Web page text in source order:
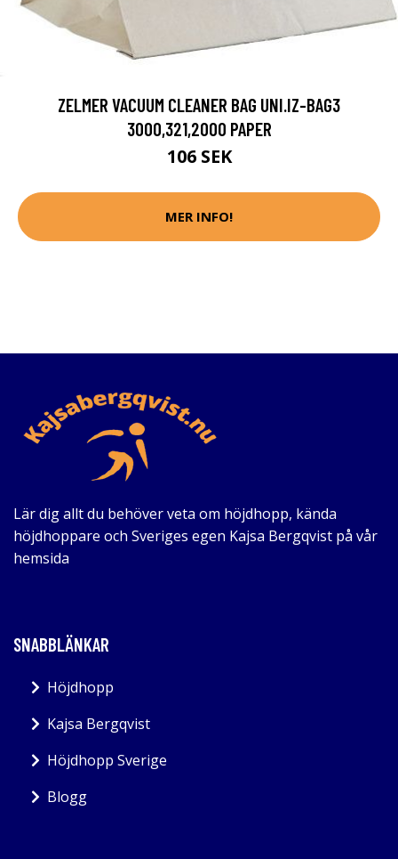
ZELMER VACUUM CLEANER BAG UNI.IZ-BAG3
3000,321,2000 PAPER
106 SEK
MER INFO!
Lär dig allt du behöver veta om höjdhopp, kända
höjdhoppare och Sveriges egen Kajsa Bergqvist på vår
hemsida
SNABBLÄNKAR
Höjdhopp
Kajsa Bergqvist
Höjdhopp Sverige
Blogg